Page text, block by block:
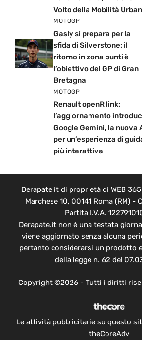
Volto della Mobilità
MOTOGP
Gasly si prepara per la
sfida di Silverstone: il
ritorno in zona punti è
l’obiettivo del GP di Gran
Bretagna
MOTOGP
Renault openR link:
l’aggiornamento
Google Gemini, la nuova
per un’esperienza di
più interattiva
Derapate.it di proprietà di WEB
Marchese 10, 00141 Roma (RM) -
Partita I.V.A.
Derapate.it non è una testata
viene aggiornato senza alcuna
pertanto considerarsi un prodotto
della legge n. 62 del
Copyright ©2026 - Tutti i diritti
Le attività pubblicitarie su questo
theCoreAdv